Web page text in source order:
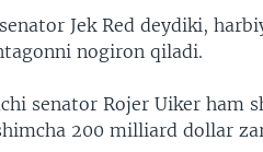
Jek Red deydiki,
nogiron qiladi.
senator Rojer Uiker ham
200 milliard dollar